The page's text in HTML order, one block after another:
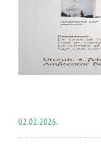
02.02.2026.